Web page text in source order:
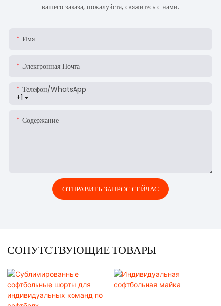
вашего заказа, пожалуйста, свяжитесь с нами.
Имя
Электронная Почта
+1
Телефон/WhatsApp
Содержание
ОТПРАВИТЬ ЗАПРОС СЕЙЧАС
СОПУТСТВУЮЩИЕ ТОВАРЫ